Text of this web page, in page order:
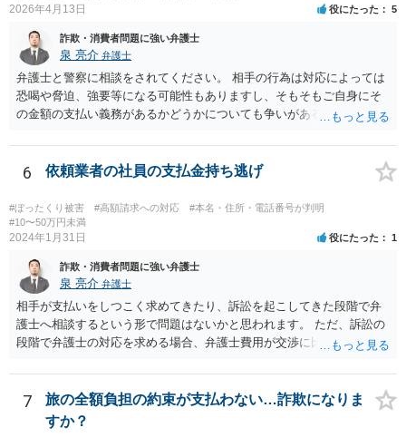
2026年4月13日 役にたった 5
詐欺・消費者問題に強い弁護士
泉 亮介 弁護士
弁護士と警察に相談をされてください。 相手の行為は対応によっては
恐喝や脅迫、強要等になる可能性もありますし、そもそもご自身にそ
の金額の支払い義務があるかどうかについても争いがあるでしょう。
6 依頼業者の社員の支払金持ち逃げ
#ぼったくり被害 #高額請求への対応
#本名・住所・電話番号が判明
#10〜50万円未満
2024年1月31日 役にたった 1
詐欺・消費者問題に強い弁護士
泉 亮介 弁護士
相手が支払いをしつこく求めてきたり、訴訟を起こしてきた段階で弁
護士へ相談するという形で問題はないかと思われます。 ただ、訴訟の
段階で弁護士の対応を求める場合、弁護士費用が交渉に比べて高くな
のかを考えておく必要があるでしょう。
7
旅の全額負担の約束が支払わない…詐欺になりま
すか？